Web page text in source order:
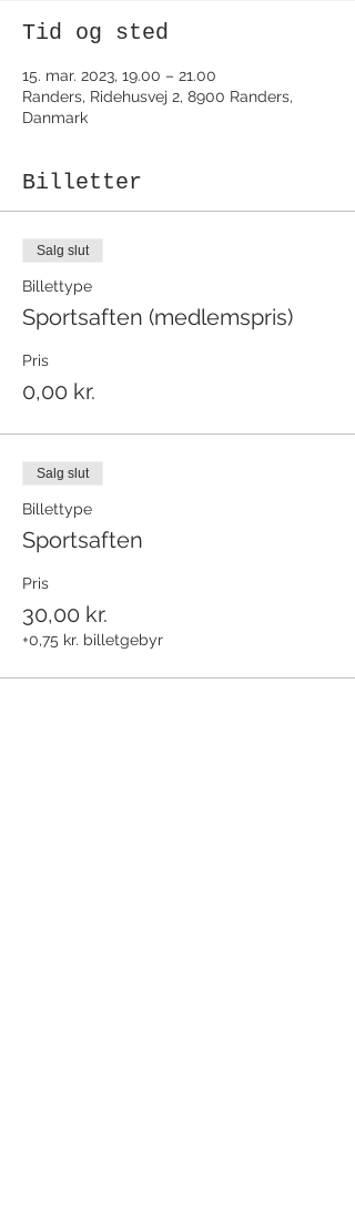
Tid og sted
15. mar. 2023, 19.00 – 21.00
Randers, Ridehusvej 2, 8900 Randers,
Danmark
Billetter
Salg slut
Billettype
Sportsaften (medlemspris)
Pris
0,00 kr.
Salg slut
Billettype
Sportsaften
Pris
30,00 kr.
+0,75 kr. billetgebyr